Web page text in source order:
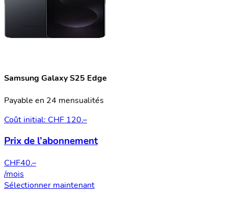
Samsung Galaxy S25 Edge
Payable en 24 mensualités
Coût initial: CHF 120.–
Prix de l’abonnement
CHF40.–
/mois
Sélectionner maintenant